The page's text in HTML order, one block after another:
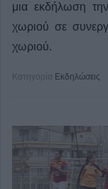
μια εκδήλωση
χωριού σε
χωριού.
Κατηγορία Εκδηλώσεις